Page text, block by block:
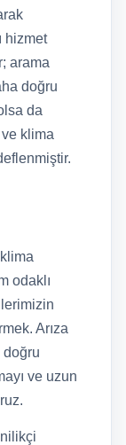
hizmet
arama
doğru
da
klima
odaklı
Arıza
doğru
ve uzun